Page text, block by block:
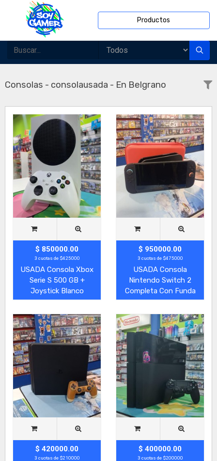
Productos
Consolas - consolausada - En Belgrano
$ 850000.00
3 cuotas de $425000
USADA Consola Xbox
Serie S 500 GB +
Joystick Blanco
$ 950000.00
3 cuotas de $475000
USADA Consola
Nintendo Switch 2
Completa Con Funda
$ 420000.00
3 cuotas de $210000
$ 400000.00
3 cuotas de $200000